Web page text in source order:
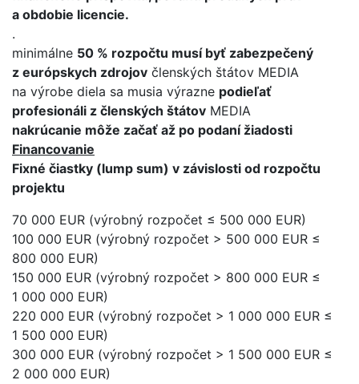
a obdobie licencie.
.
minimálne 50 % rozpočtu musí byť zabezpečený
z európskych zdrojov členských štátov MEDIA
na výrobe diela sa musia výrazne podieľať
profesionáli z členských štátov MEDIA
nakrúcanie môže začať až po podaní žiadosti
Financovanie
Fixné čiastky (lump sum) v závislosti od rozpočtu
projektu
70 000 EUR (výrobný rozpočet ≤ 500 000 EUR)
100 000 EUR (výrobný rozpočet > 500 000 EUR ≤
800 000 EUR)
150 000 EUR (výrobný rozpočet > 800 000 EUR ≤
1 000 000 EUR)
220 000 EUR (výrobný rozpočet > 1 000 000 EUR ≤
1 500 000 EUR)
300 000 EUR (výrobný rozpočet > 1 500 000 EUR ≤
2 000 000 EUR)